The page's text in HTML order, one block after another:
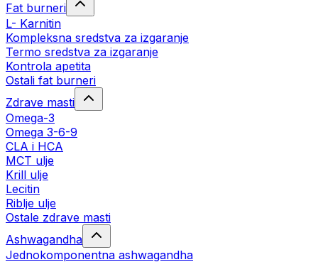
Fat burneri
L- Karnitin
Kompleksna sredstva za izgaranje
Termo sredstva za izgaranje
Kontrola apetita
Ostali fat burneri
Zdrave masti
Omega-3
Omega 3-6-9
CLA i HCA
MCT ulje
Krill ulje
Lecitin
Riblje ulje
Ostale zdrave masti
Ashwagandha
Jednokomponentna ashwagandha